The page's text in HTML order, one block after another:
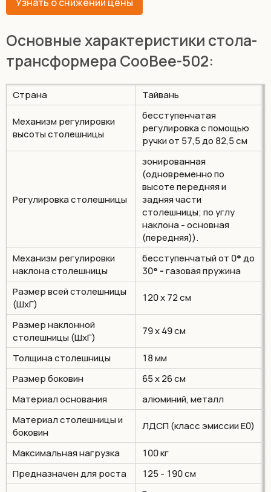
Основные характеристики стола-
трансформера CooBee-502:
Страна Тайвань
Механизм регулировки
высоты столешницы
бесступенчатая
регулировка с помощью
ручки от 57,5 до 82,5 см
Регулировка столешницы
зонированная
(одновременно по
высоте передняя и
задняя части
столешницы; по углу
наклона - основная
(передняя)).
Механизм регулировки
наклона столешницы
бесступенчатый от 0°до
30° -газовая пружина
Размер всей столешницы
(ШхГ)
120 х 72 см
Размер наклонной
столешницы (ШхГ)
79 х 49 см
Толщина столешницы
18 мм
Размер боковин
65 х 26 см
Материал основания
алюминий, металл
Материал столешницы и
боковин
ЛДСП (класс эмиссии Е0)
Максимальная нагрузка
100 кг
Предназначен для роста
125 - 190 см